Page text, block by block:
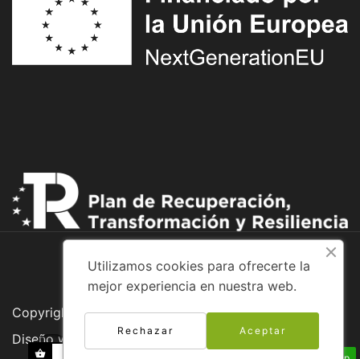
Copyright © 2026 Adventure Bike
Diseño web:
Utilizamos cookies para ofrecerte la
mejor experiencia en nuestra web.
Aceptar
Rechazar